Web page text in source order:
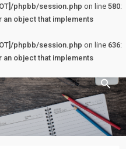
phpbb/session.php on line 580:
an object that implements
phpbb/session.php on line 636:
an object that implements